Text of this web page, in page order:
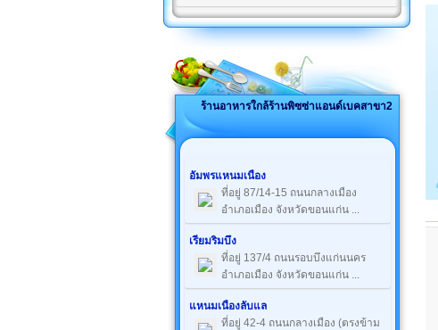
ร้านอาหารใกล้ร้านพิซซ่าแอนด์เบคสาขา2
อัมพรแหนมเนือง
ที่อยู่ 87/14-15 ถนนกลางเมือง
อำเภอเมือง จังหวัดขอนแก่น ...
เรียมริมบึง
ที่อยู่ 137/4 ถนนรอบบึงแก่นนคร
อำเภอเมือง จังหวัดขอนแก่น ...
แหนมเนืองลับแล
ที่อยู่ 42-4 ถนนกลางเมือง (ตรงข้าม